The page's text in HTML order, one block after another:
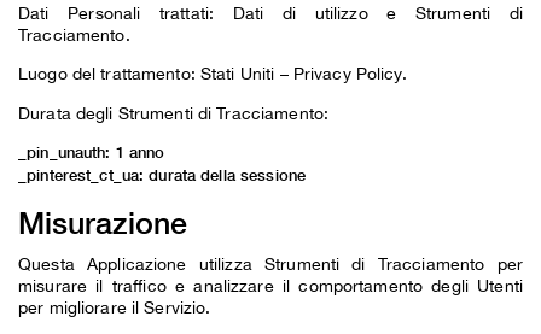
Dati Personali trattati: Dati di utilizzo e Strumenti di
Tracciamento.
Luogo del trattamento: Stati Uniti – Privacy Policy.
Durata degli Strumenti di Tracciamento:
_pin_unauth: 1 anno
_pinterest_ct_ua: durata della sessione
Misurazione
Questa Applicazione utilizza Strumenti di Tracciamento per
misurare il traffico e analizzare il comportamento degli Utenti
per migliorare il Servizio.